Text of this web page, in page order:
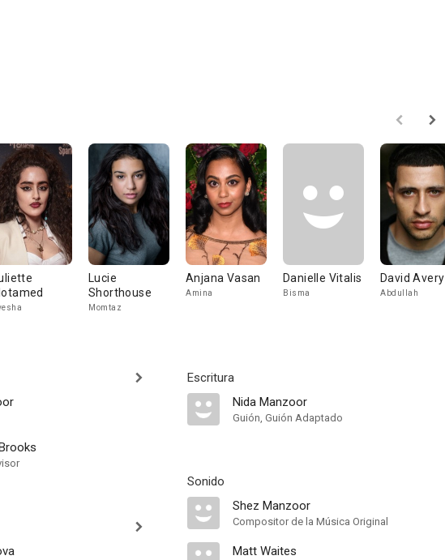
Lucie
Shorthouse
Momtaz
Anjana Vasan
Amina
Danielle Vitalis
Bisma
David Avery
Abdullah
Escritura
Nida Manzoor
Guión, Guión Adaptado
Sonido
Shez Manzoor
Compositor de la Música Original
Matt Waites